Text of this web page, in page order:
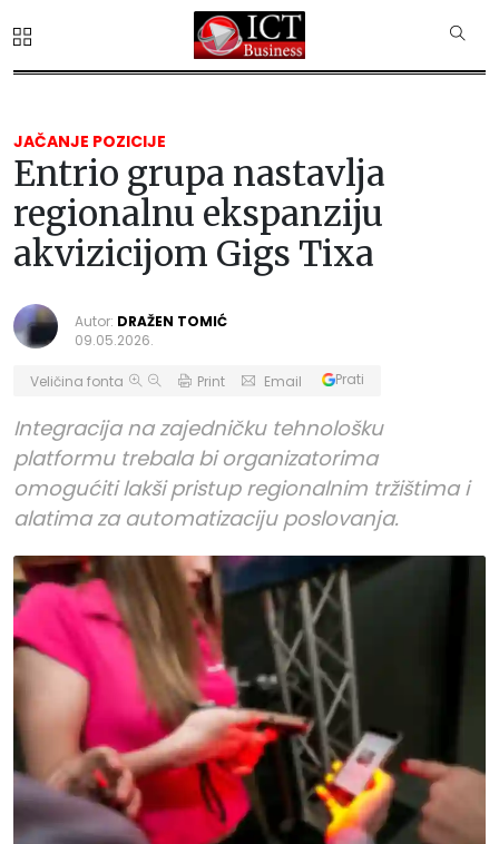
JAČANJE POZICIJE
Entrio grupa nastavlja
regionalnu ekspanziju
akvizicijom Gigs Tixa
Autor: DRAŽEN TOMIĆ
09.05.2026.
Veličina fonta Print Email Prati
Integracija na zajedničku tehnološku
platformu trebala bi organizatorima
omogućiti lakši pristup regionalnim tržištima i
alatima za automatizaciju poslovanja.